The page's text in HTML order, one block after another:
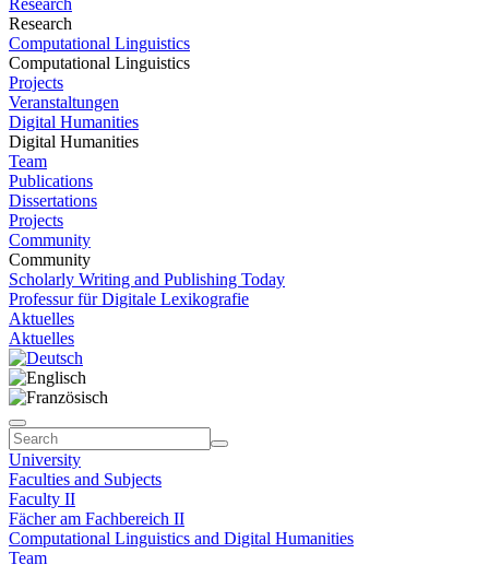
Research
Research
Computational Linguistics
Computational Linguistics
Projects
Veranstaltungen
Digital Humanities
Digital Humanities
Team
Publications
Dissertations
Projects
Community
Community
Scholarly Writing and Publishing Today
Professur für Digitale Lexikografie
Aktuelles
Aktuelles
University
Faculties and Subjects
Faculty II
Fächer am Fachbereich II
Computational Linguistics and Digital Humanities
Team